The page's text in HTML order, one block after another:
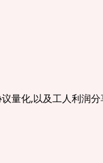
化,以及工人利润